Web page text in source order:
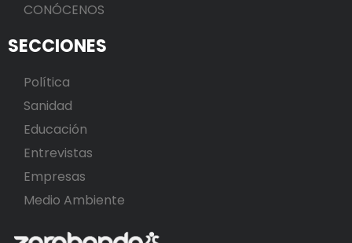
CONÓCENOS
SECCIONES
Política
Sanidad
Educación
Entrevistas
Empresas
Medio Ambiente